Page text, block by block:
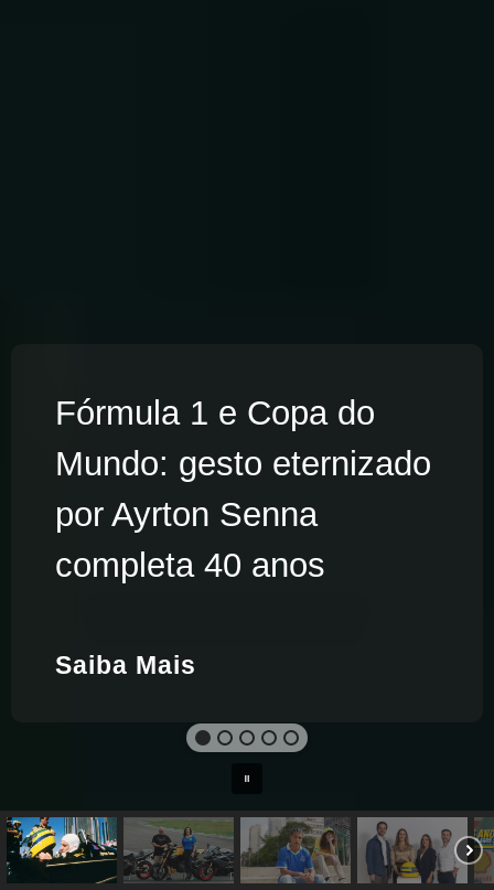
Fórmula 1 e Copa do
Mundo: gesto eternizado
por Ayrton Senna
completa 40 anos
Saiba Mais